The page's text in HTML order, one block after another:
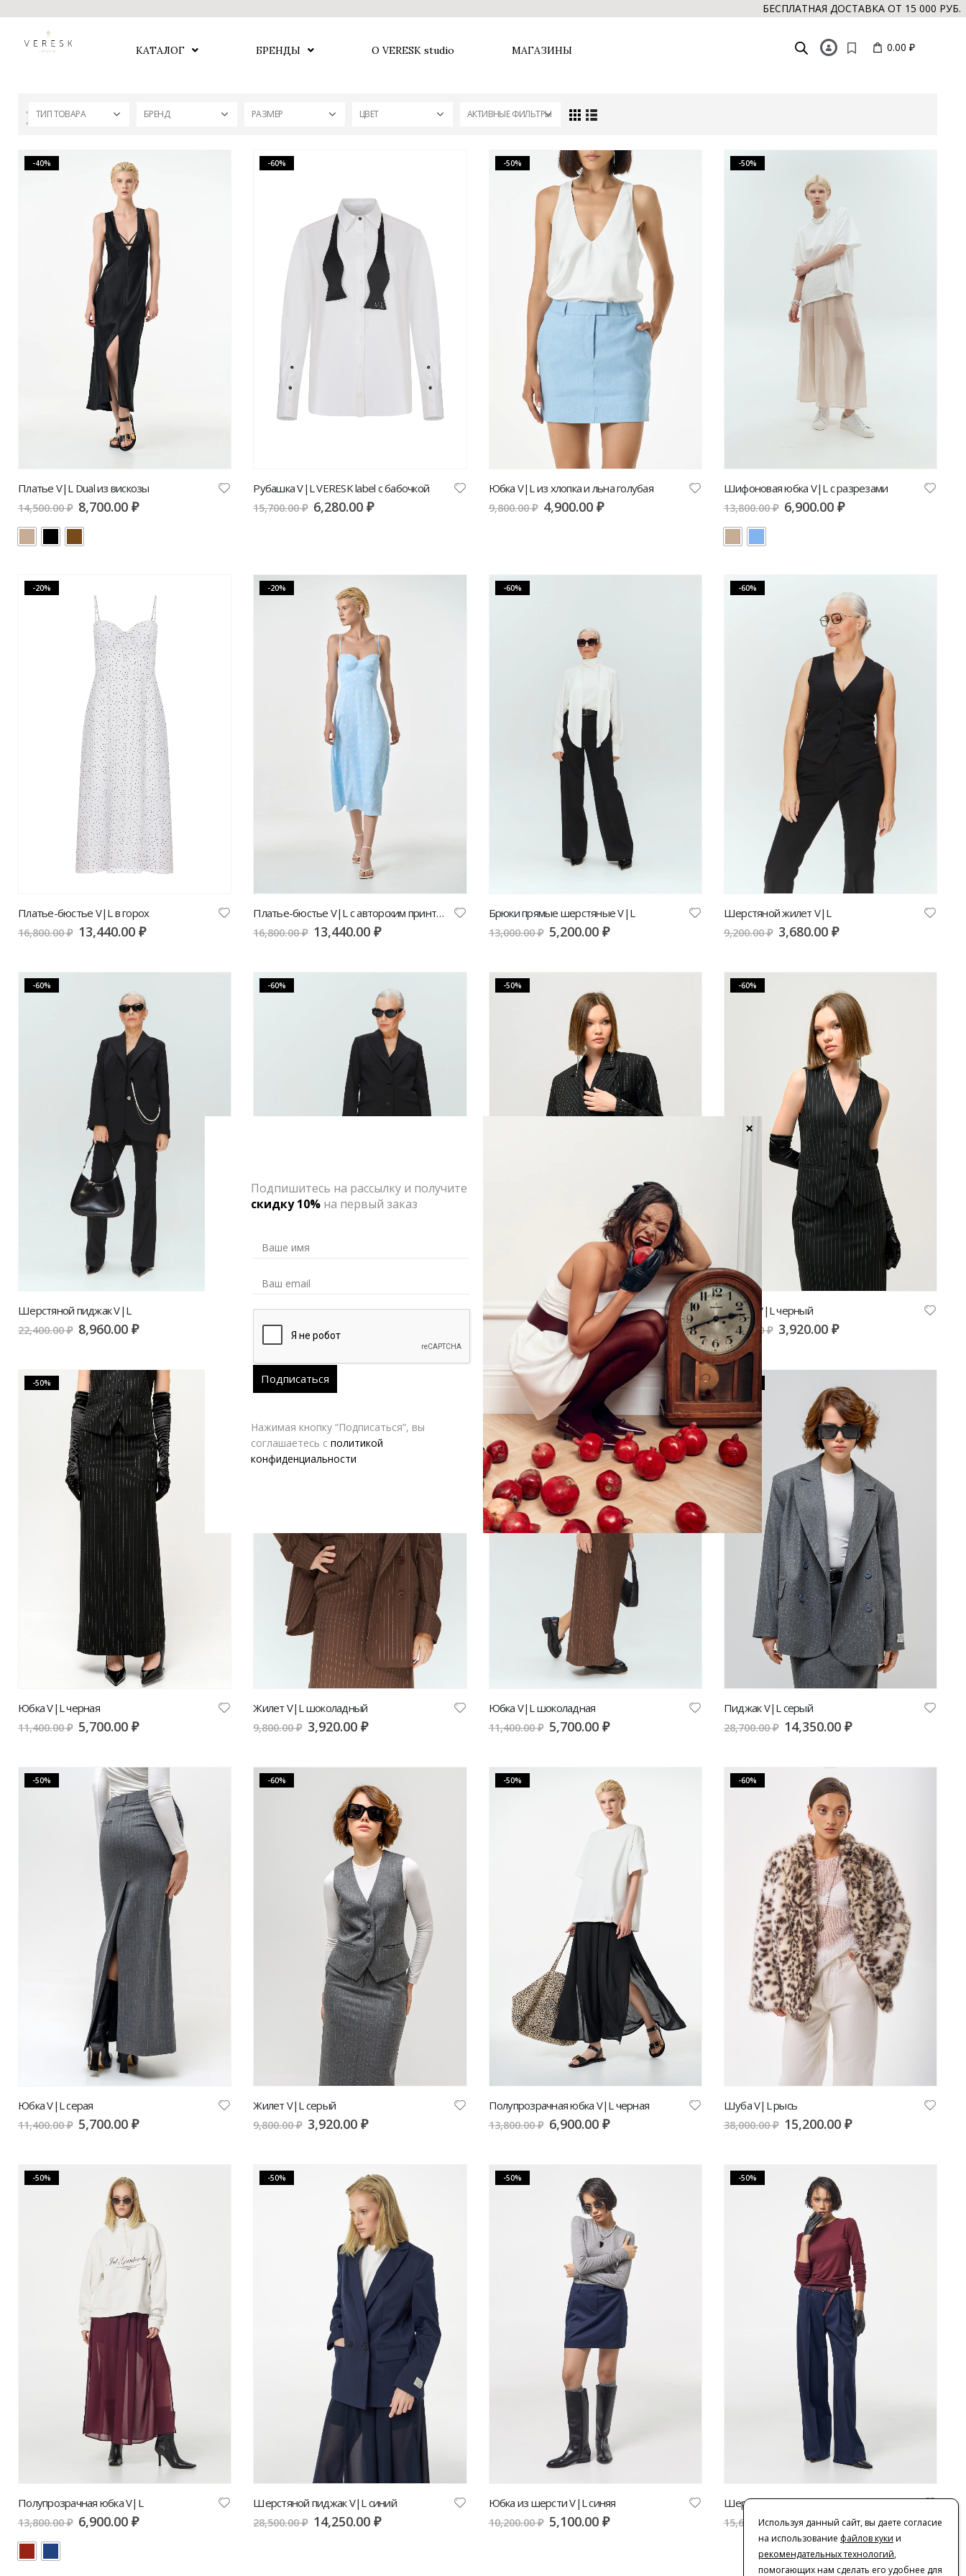
БЕСПЛАТНАЯ ДОСТАВКА ОТ 15 000 РУБ. //
КАТАЛОГ БРЕНДЫ О VERESK studio МАГАЗИНЫ 0.00 ₽
ТИП ТОВАРА БРЕНД РАЗМЕР ЦВЕТ АКТИВНЫЕ ФИЛЬТРЫ
-40%
Платье V|L Dual из вискозы
14,500.00₽ 8,700.00₽
-60%
Рубашка V|L VERESK label с бабочкой
15,700.00₽ 6,280.00₽
-50%
Юбка V|L из хлопка и льна голубая
9,800.00₽ 4,900.00 ₽
-50%
Шифоновая юбка V|L с разрезами
13,800.00₽ 6,900.00 ₽
-20%
Платье-бюстье V|L в горох
16,800.00₽ 13,440.00₽
-20%
Платье-бюстье V|L с авторским принтом
16,800.00₽ 13,440.00₽
-60%
Брюки прямые шерстяные V|L
13,000.00₽ 5,200.00 ₽
-60%
Шерстяной жилет V|L
9,200.00₽ 3,680.00 ₽
-60%
Шерстяной пиджак V|L
22,400.00₽ 8,960.00₽
-60%
Брюки клеш шерстяные V|L
12,800.00₽ 5,120.00
-50%
Пиджак V|L черный
28,700.00₽ 14,350.00₽
-60%
Жилет V|L черный
9,800.00₽ 3,920.00 ₽
-50%
Юбка V|L черная
11,400.00₽ 5,700.00₽
-60%
Жилет V|L шоколадный
9,800.00₽ 3,920.00₽
Юбка V|L шоколадная
11,400.00₽ 5,700.00 ₽
Пиджак V|L серый
28,700.00₽ 14,350.00 ₽
-50%
Юбка V|L серая
11,400.00₽ 5,700.00₽
-60%
Жилет V|L серый
9,800.00₽ 3,920.00₽
-50%
Полупрозрачная юбка V|L черная
13,800.00₽ 6,900.00 ₽
-60%
Шуба V|L рысь
38,000.00₽ 15,200.00 ₽
-50%
Полупрозрачная юбка V|L
13,800.00₽ 6,900.00₽
-50%
Шерстяной пиджак V|L синий
28,500.00₽ 14,250.00₽
-50%
Юбка из шерсти V|L синяя
10,200.00₽ 5,100.00 ₽
-50%
Шерстяные брюки V|L синие
15,600.00₽ 7,800.00₽
Используя данный сайт, вы даете согласие
на использование файлов куки и
рекомендательных технологий,
помогающих нам сделать его удобнее для
Подпишитесь на рассылку и получите
скидку 10%на первый заказ
Нажимая кнопку “Подписаться”, вы
соглашаетесь с политикой
конфиденциальности
×